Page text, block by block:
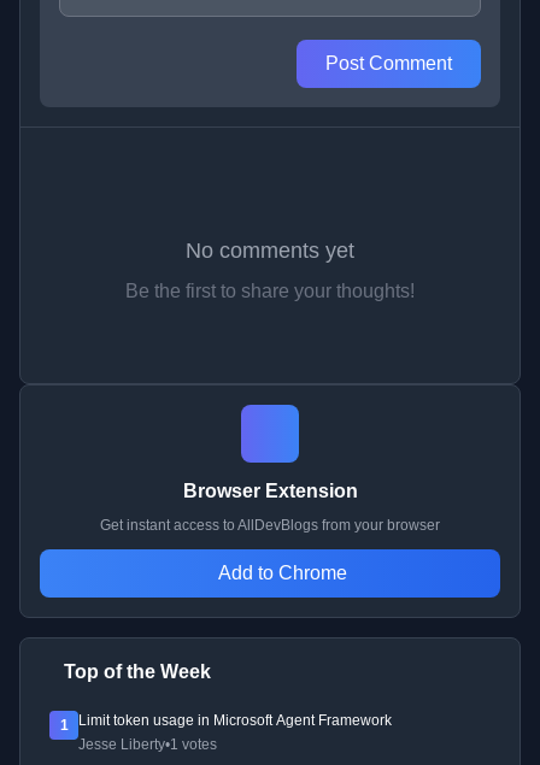
Post Comment
No comments yet
Be the first to share your thoughts!
Browser Extension
Get instant access to AllDevBlogs from your browser
Add to Chrome
Top of the Week
1
Limit token usage in Microsoft Agent Framework
Jesse Liberty•1 votes